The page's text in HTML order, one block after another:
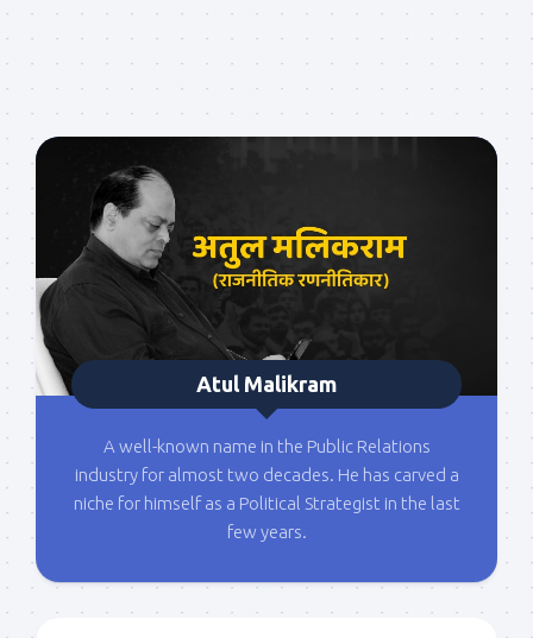
Atul Malikram
A well-known name in the Public Relations
industry for almost two decades. He has carved a
niche for himself as a Political Strategist in the last
few years.